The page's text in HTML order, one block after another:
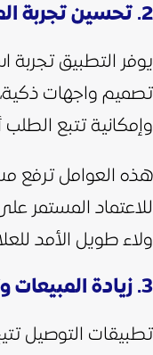
2. تحسين تجربة المستخدم وزيادة الولاء
يوفر التطبيق
تصميم واجهات
وإمكانية تتبع
هذه العوامل ترفع
للاعتماد المستمر
ولاء طويل الأمد
3. زيادة المبيعات وتوسيع قاعدة العملاء
تطبيقات التوصيل